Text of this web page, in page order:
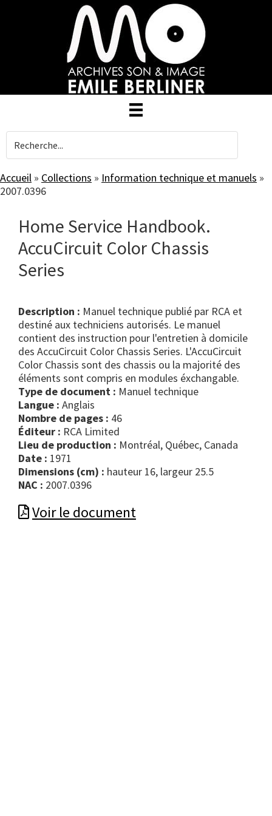
Accueil » Collections » Information technique et manuels »
2007.0396
Home Service Handbook.
AccuCircuit Color Chassis
Series
Description : Manuel technique publié par RCA et
destiné aux techniciens autorisés. Le manuel
contient des instruction pour l'entretien à domicile
des AccuCircuit Color Chassis Series. L'AccuCircuit
Color Chassis sont des chassis ou la majorité des
éléments sont compris en modules éxchangable.
Type de document :
manuel technique
Langue : Anglais
Nombre de pages : 46
Éditeur : RCA Limited
Lieu de production : Montréal, Québec, Canada
Date : 1971
Dimensions (cm) : hauteur 16, largeur 25.5
NAC : 2007.0396
Voir le document